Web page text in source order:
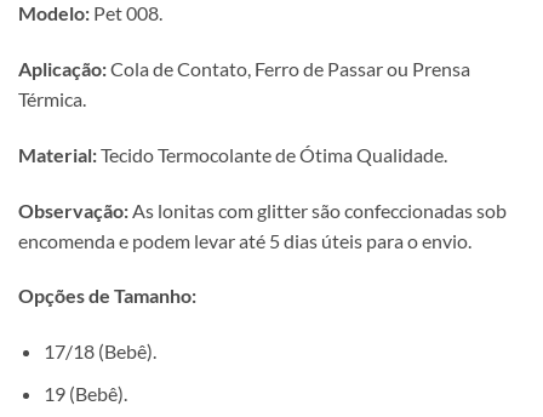
Modelo: Pet 008.
Aplicação:Cola de Contato, Ferro de Passar ou Prensa
Térmica.
Material:Tecido Termocolante de Ótima Qualidade.
Observação: As lonitas com glitter são confeccionadas sob
encomenda e podem levar até 5 dias úteis para o envio.
Opções de Tamanho:
17/18 (Bebê).
19 (Bebê).